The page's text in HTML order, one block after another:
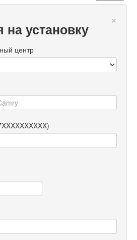
×
на установку
центр